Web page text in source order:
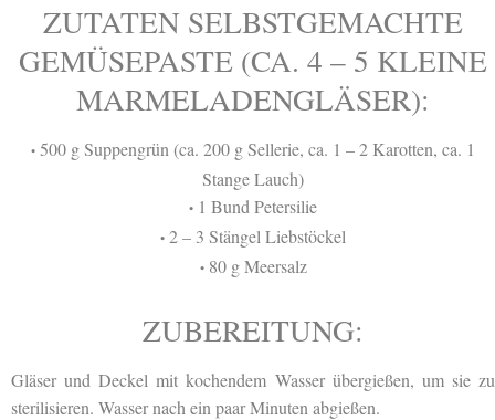
ZUTATEN SELBSTGEMACHTE
GEMÜSEPASTE (CA. 4 – 5 KLEINE
MARMELADENGLÄSER):
• 500 g Suppengrün (ca. 200 g Sellerie, ca. 1 – 2 Karotten, ca. 1
Stange Lauch)
• 1 Bund Petersilie
• 2 – 3 Stängel Liebstöckel
•80 g Meersalz
ZUBEREITUNG:
Gläser und Deckel mit kochendem Wasser übergießen, um sie zu
sterilisieren. Wasser nach ein paar Minuten abgießen.